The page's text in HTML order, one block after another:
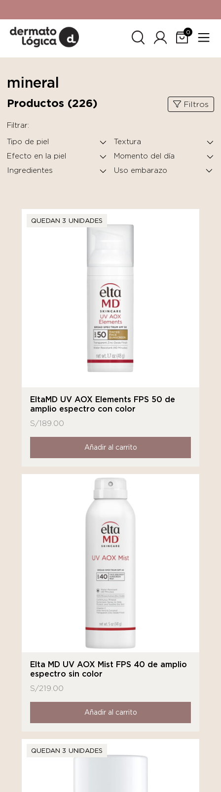
SkinCeuticals.
0
mineral
Productos (226) Filtros
Filtrar:
Tipo de piel
Textura
Efecto en la piel
Momento del día
Ingredientes
QUEDAN 3 UNIDADES
EltaMD UV AOX Elements FPS 50 de
amplio espectro con color
S/189.00
Añadir al carrito
Elta MD UV AOX Mist FPS 40 de amplio
espectro sin color
S/219.00
Añadir al carrito
QUEDAN 3 UNIDADES